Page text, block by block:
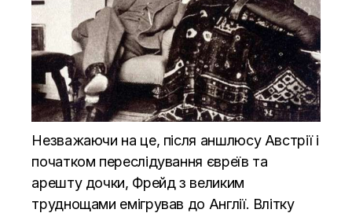
Незважаючи на це, після аншлюсу Австрії і
початком переслідування євреїв та
арешту дочки, Фрейд з великим
труднощами емігрував до Англії. Влітку